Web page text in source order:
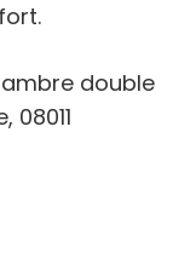
double
08011